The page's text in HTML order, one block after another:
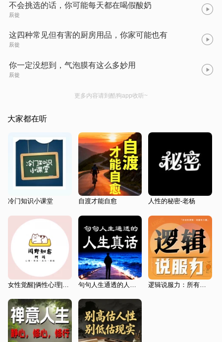
不会挑选的话，你可能每天都在喝假酸奶
辰徙
这四种常见但有害的厨房用品，你家可能也有
辰徙
你一定没想到，气泡膜有这么多妙用
辰徙
更多内容请到酷狗app收听~
大家都在听
冷门知识小课堂 自渡才能自愈 人性的秘密-老杨
逻辑说服力：所有说服高手都是逻辑大师